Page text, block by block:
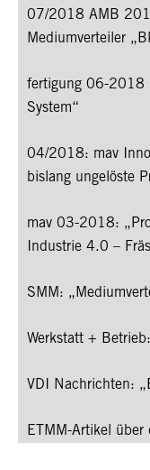
07/2018 AMB
Mediumverteiler
fertigung 06-2018
System“
04/2018: mav
bislang ungelöste
mav 03-2018:
Industrie 4.0 –
SMM:
Werkstatt +
VDI Nachrichten:
ETMM-Artikel